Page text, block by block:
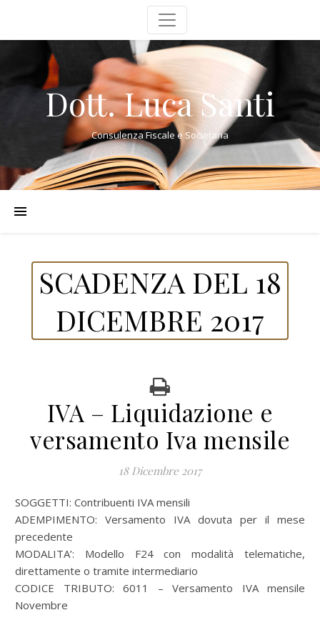
Dott. Luca Santi
Consulenza Fiscale e Societaria
SCADENZA DEL 18
DICEMBRE 2017
IVA – Liquidazione e
versamento Iva mensile
18 Dicembre 2017
SOGGETTI: Contribuenti IVA mensili
ADEMPIMENTO: Versamento IVA dovuta per il mese
precedente
MODALITA’: Modello F24 con modalità telematiche,
direttamente o tramite intermediario
CODICE TRIBUTO: 6011 – Versamento IVA mensile
Novembre